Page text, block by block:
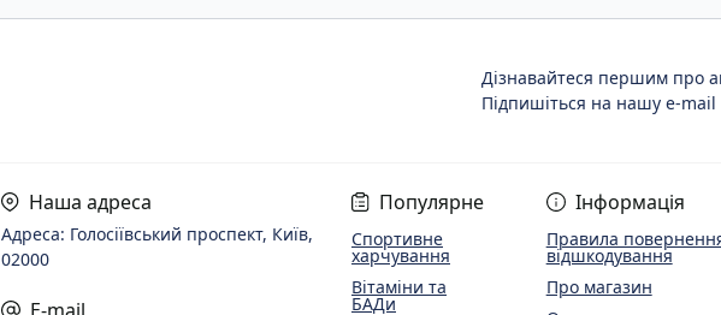
Дізнавайтеся першим про
Підпишіться на нашу e-mail
Наша адреса
Адреса: Голосіївський проспект, Київ,
02000
Популярне
Спортивне
харчування
Вітаміни та
БАДи
Інформація
Правила
відшкодування
Про магазин